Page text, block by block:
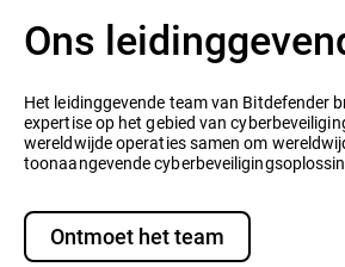
Ons
Het leidinggevende team van Bitdefender
expertise op het gebied van
wereldwijde operaties samen om
toonaangevende
Ontmoet het team